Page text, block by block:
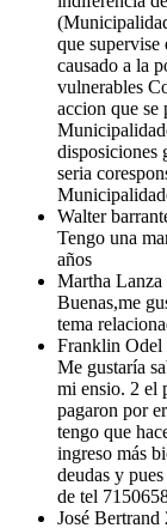
que
causado a la
vulnerables
accion que se
disposiciones
seria
Walter
Tengo una
años
Martha Lanza
Buenas,me
tema
Franklin Odel
Me gustaría
mi ensio. 2 el
pagaron por
tengo que
ingreso más
deudas y
de tel
José Bertrand